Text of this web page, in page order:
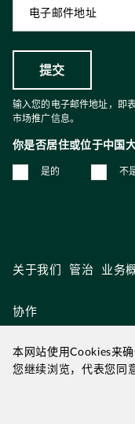
输入您的电子邮件地址，即
市场推广信息。
你是否居住或位于中国
是的 不
关于我们 管治 业务
协作
华
本网站使用Cookies来
您继续浏览，代表您同